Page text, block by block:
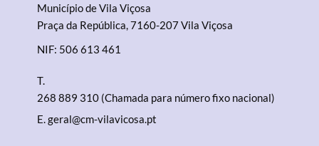
Município de Vila Viçosa
Praça da República, 7160-207 Vila Viçosa
NIF: 506 613 461
T.
268 889 310 (Chamada para número fixo nacional)
E.geral@cm-vilavicosa.pt